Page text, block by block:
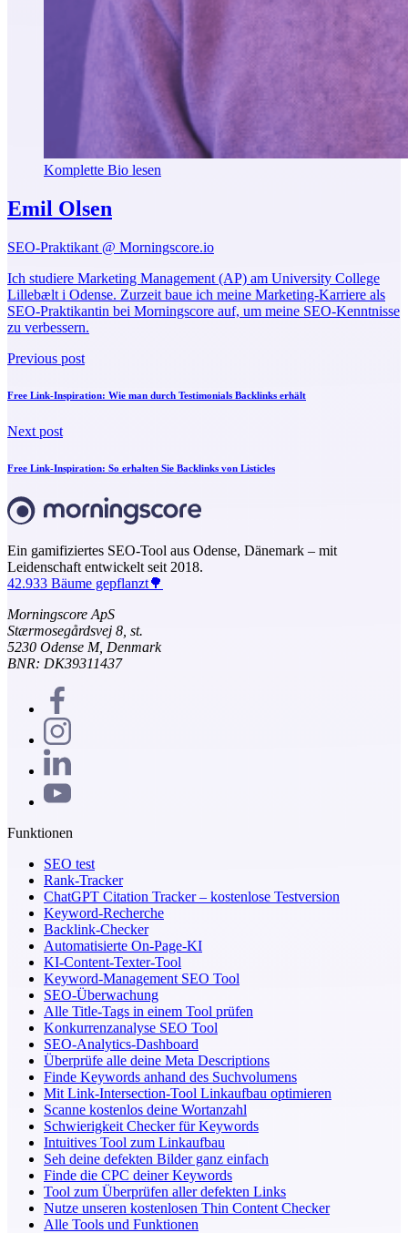
Komplette Bio lesen
Emil Olsen
SEO-Praktikant @ Morningscore.io
Ich studiere Marketing Management (AP) am University College
Lillebælt i Odense. Zurzeit baue ich meine Marketing-Karriere als
SEO-Praktikantin bei Morningscore auf, um meine SEO-Kenntnisse
zu verbessern.
Previous post
Free Link-Inspiration: Wie man durch Testimonials Backlinks erhält
Next post
Free Link-Inspiration: So erhalten Sie Backlinks von Listicles
Ein gamifiziertes SEO-Tool aus Odense, Dänemark – mit
Leidenschaft entwickelt seit 2018.
42.933 Bäume gepflanzt🌳
Morningscore ApS
Stærmosegårdsvej 8, st.
5230 Odense M, Denmark
BNR: DK39311437
Funktionen
SEO test
Rank-Tracker
ChatGPT Citation Tracker – kostenlose Testversion
Keyword-Recherche
Backlink-Checker
Automatisierte On-Page-KI
KI-Content-Texter-Tool
Keyword-Management SEO Tool
SEO-Überwachung
Alle Title-Tags in einem Tool prüfen
Konkurrenzanalyse SEO Tool
SEO-Analytics-Dashboard
Überprüfe alle deine Meta Descriptions
Finde Keywords anhand des Suchvolumens
Mit Link-Intersection-Tool Linkaufbau optimieren
Scanne kostenlos deine Wortanzahl
Schwierigkeit Checker für Keywords
Intuitives Tool zum Linkaufbau
Seh deine defekten Bilder ganz einfach
Finde die CPC deiner Keywords
Tool zum Überprüfen aller defekten Links
Nutze unseren kostenlosen Thin Content Checker
Alle Tools und Funktionen